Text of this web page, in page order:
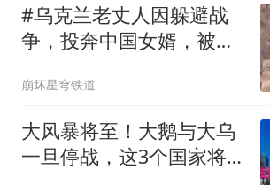
#乌克兰老丈人因躲避战
争，投奔中国女婿，被眼
崩坏星穹铁道
大风暴将至！大鹅与大乌
一旦停战，这3个国家将